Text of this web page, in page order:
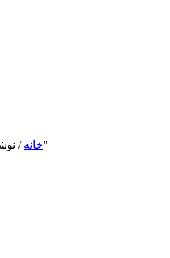
خانه / نوشته دارای تگ : "بر من گذشتی همایون شجریان"